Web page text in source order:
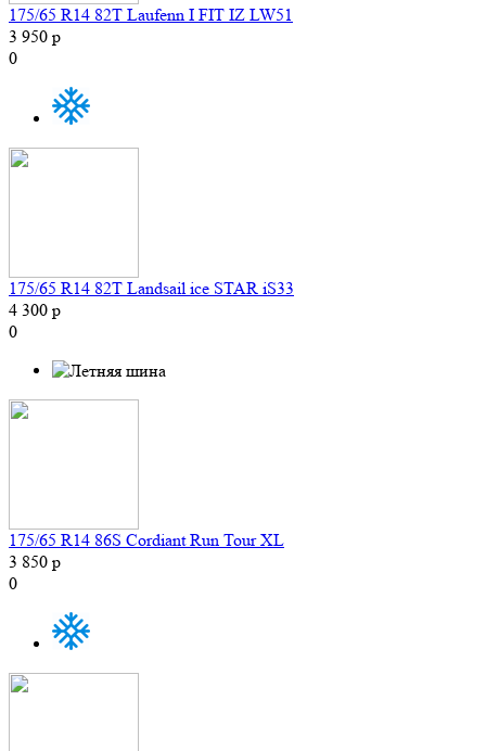
175/65 R14 82T Laufenn I FIT IZ LW51
3 950 р
0
175/65 R14 82T Landsail ice STAR iS33
4 300 р
0
175/65 R14 86S Cordiant Run Tour XL
3 850 р
0